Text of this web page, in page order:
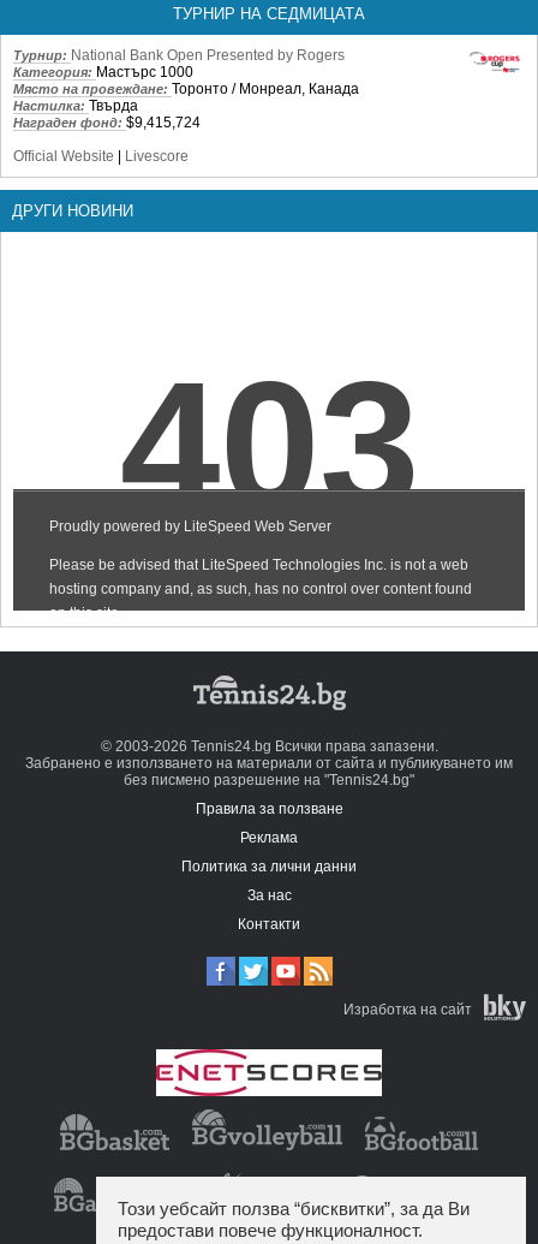
ТУРНИР НА СЕДМИЦАТА
Турнир: National Bank Open Presented by Rogers
Категория: Мастърс 1000
Място на провеждане: Торонто / Монреал, Канада
Настилка: Твърда
Награден фонд: $9,415,724
Official Website
Livescore
ДРУГИ НОВИНИ
© 2003-2026 Tennis24.bg Всички права запазени.
Забранено е използването на материали от сайта и публикуването им
без писмено разрешение на "Tennis24.bg"
Правила за ползване
Реклама
Политика за лични данни
За нас
Контакти
Изработка на сайт
Този уебсайт ползва “бисквитки”, за да Ви
предостави повече функционалност.